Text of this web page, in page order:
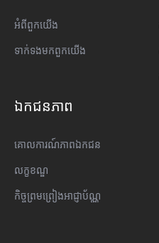
អំពី​ពួក​យើង
ទាក់ទង​មក​ពួក​យើង
ឯកជនភាព
គោលការណ៍​ភាព​ឯកជន
លក្ខខណ្ឌ
កិច្ចព្រមព្រៀងអាជ្ញាប័ណ្ណ